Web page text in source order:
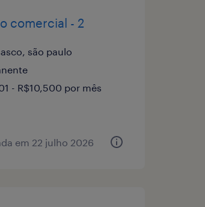
comercial - 2
são paulo
- R$10,500 por mês
em 22 julho 2026